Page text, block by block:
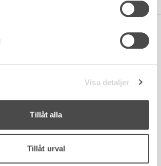
Visa detaljer
Tillåt alla
Tillåt urval
SÅLD